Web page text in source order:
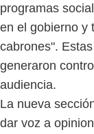
programas
en el gobierno y
cabrones".
generaron
audiencia.
La nueva
dar voz a